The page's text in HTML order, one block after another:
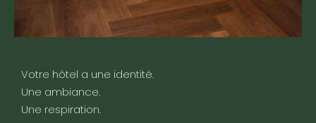
Votre hôtel a une identité.
Une ambiance.
Une respiration.